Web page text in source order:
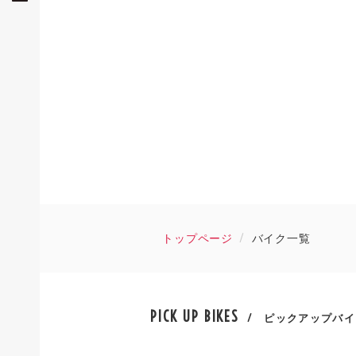
トップページ バイク一覧
PICK UP BIKES / ピックアップバ